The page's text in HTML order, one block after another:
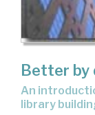
Better by
an introduction to planning and designing a new
library